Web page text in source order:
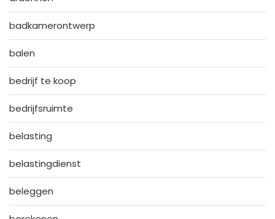
badkamerontwerp
balen
bedrijf te koop
bedrijfsruimte
belasting
belastingdienst
beleggen